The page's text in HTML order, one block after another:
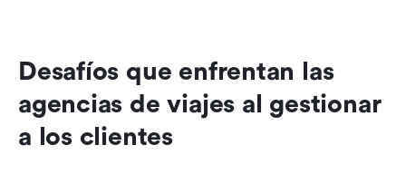
Desafíos que enfrentan las
agencias de viajes al gestionar
a los clientes